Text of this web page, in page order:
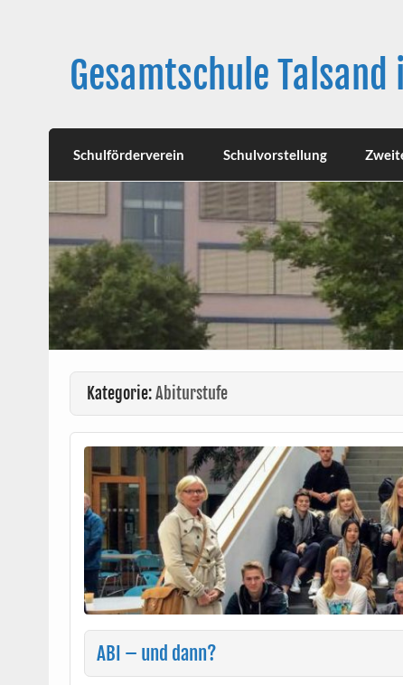
Gesamtschule
Schulförderverein Schulvorstellung
Kategorie:Abiturstufe
ABI – und dann?